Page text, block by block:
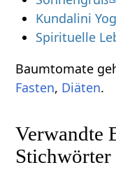
Kundalini
Spirituelle
Baumtomate
Fasten, Diäten.
Verwandte
Stichwörter